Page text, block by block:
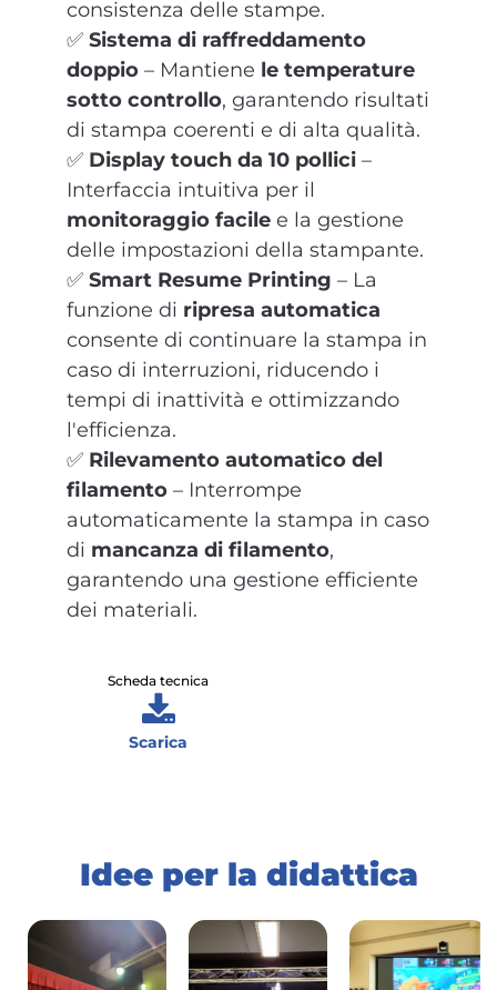
consistenza delle stampe.
✅ Sistema di raffreddamento
doppio – Mantiene le temperature
sotto controllo, garantendo risultati
di stampa coerenti e di alta qualità.
✅ Display touch da 10 pollici –
Interfaccia intuitiva per il
monitoraggio facile e la gestione
delle impostazioni della stampante.
✅ Smart Resume Printing – La
funzione di ripresa automatica
consente di continuare la stampa in
caso di interruzioni, riducendo i
tempi di inattività e ottimizzando
l'efficienza.
✅ Rilevamento automatico del
filamento – Interrompe
automaticamente la stampa in caso
di mancanza di filamento,
garantendo una gestione efficiente
dei materiali.
Scheda tecnica
Scarica
Idee per la didattica